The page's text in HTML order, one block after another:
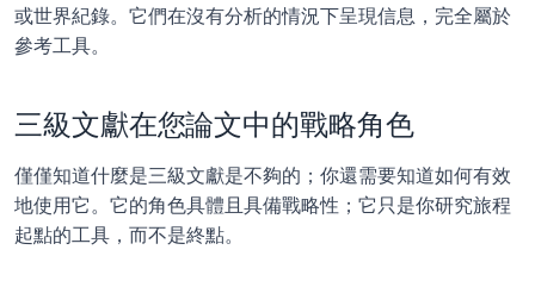
或世界紀錄。它們在沒有分析的情況下呈現信息，完全屬於
參考工具。
三級文獻在您論文中的戰略角色
僅僅知道什麼是三級文獻是不夠的；你還需要知道如何有效
地使用它。它的角色具體且具備戰略性；它只是你研究旅程
起點的工具，而不是終點。